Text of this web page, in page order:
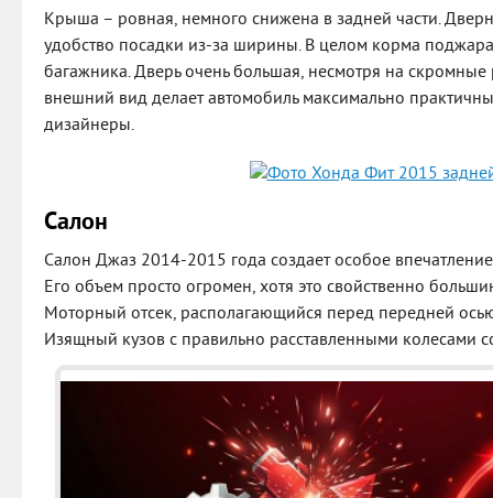
Крыша – ровная, немного снижена в задней части.
удобство посадки из-за ширины. В целом корма
багажника. Дверь очень большая, несмотря на
внешний вид делает автомобиль максимально
дизайнеры.
Салон
Салон Джаз 2014-2015 года создает особое
Его объем просто огромен, хотя это свойственно
Моторный отсек, располагающийся перед передней
Изящный кузов с правильно расставленными колесами